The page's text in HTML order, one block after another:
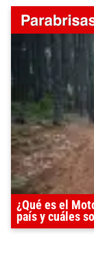
¿Qué es el
país y cuáles